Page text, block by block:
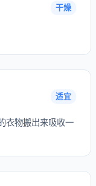
干燥
适宜
衣物搬出来吸收一